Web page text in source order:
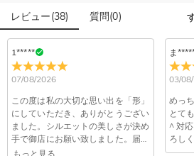
レビュー(38) 質問(0)
1*****
07/08/2026
この度は私の大切な思い出を「形」
にしていただき、ありがとうござい
ました。シルエットの美しさが決め
手で御店にお願い致しました。届い
たうちの子から優しさが溢れてくる
もっと見る
ま
03/
めっ
とて
^ 対
ろし
営しております。
輝きと高い硬度を誇る最高級品質グ
ジルコニアを使用しており、その中
トを施し、最上級位のスーパーキュ
ます。
こちらの商品を身に付けると、
すか？
いいえ、肌を緑色に変色させたのは
す。Drawelryの製品は18Kゴールド
品質は国際検証機関SGSによって検
配送＆返品について
送料はいくらですか？
送料は配送方法によって異なります
円で、11,700円以上で無料になりま
注文した商品はいつ届きますか